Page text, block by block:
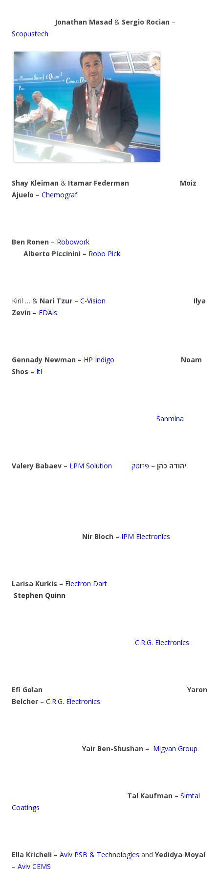
Jonathan Masad & Sergio Rocian –
Scopustech
Shay Kleiman & Itamar Federman
Moiz
Ajuelo – Chemograf
Ben Ronen – Robowork
Alberto Piccinini – Robo Pick
Kiril … & Nari Tzur – C-Vision
Ilya
Zevin – EDAis
Gennady Newman – HP Indigo
Noam
Shos – Itl
Sanmina
Valery Babaev – LPM Solution יהודה כהן – פרוטק
Nir Bloch – IPM Electronics
Larisa Kurkis – Electron Dart
Stephen Quinn
C.R.G. Electronics
Efi Golan
Yaron
Belcher – C.R.G. Electronics
Yair Ben-Shushan – Migvan Group
Tal Kaufman – Simtal
Coatings
Ella Kricheli – Aviv PSB & Technologies and Yedidya Moyal
– Aviv CEMS